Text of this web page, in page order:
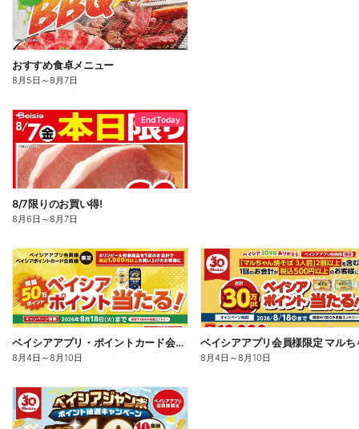
おすすめ食卓メニュー
8月5日 ～8月7日
End Today
8/7限りのお買い得!
8月6日 ～8月7日
ベイシアアプリ・ポイントカード会員様限定 対象商品を1回で1,000円以上お買上でポイント当る!
8月4日 ～8月10日 8月4日 ～8月10日